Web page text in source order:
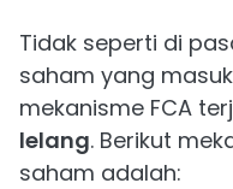
Tidak seperti di
saham yang
mekanisme FCA
lelang. Berikut
saham adalah: